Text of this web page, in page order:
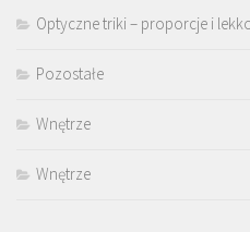
Optyczne triki – proporcje i
Pozostałe
Wnętrze
Wnętrze